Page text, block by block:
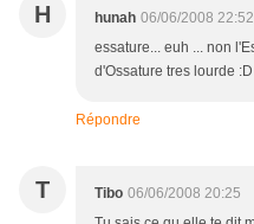
H hunah 06/06/2008 22:52
essature... euh ... non
d'Ossature tres lourde :D
Répondre
T Tibo 06/06/2008 20:25